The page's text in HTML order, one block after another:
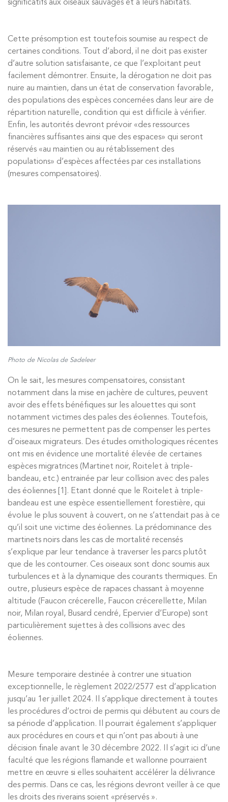
significatifs aux oiseaux sauvages et à leurs habitats.
Cette présomption est toutefois soumise au respect de
certaines conditions. Tout d’abord, il ne doit pas exister
d’autre solution satisfaisante, ce que l’exploitant peut
facilement démontrer. Ensuite, la dérogation ne doit pas
nuire au maintien, dans un état de conservation favorable,
des populations des espèces concernées dans leur aire de
répartition naturelle, condition qui est difficile à vérifier.
Enfin, les autorités devront prévoir «des ressources
financières suffisantes ainsi que des espaces» qui seront
réservés «au maintien ou au rétablissement des
populations» d’espèces affectées par ces installations
(mesures compensatoires).
Photo de Nicolas de Sadeleer
On le sait, les mesures compensatoires, consistant
notamment dans la mise en jachère de cultures, peuvent
avoir des effets bénéfiques sur les alouettes qui sont
notamment victimes des pales des éoliennes. Toutefois,
ces mesures ne permettent pas de compenser les pertes
d’oiseaux migrateurs. Des études ornithologiques récentes
ont mis en évidence une mortalité élevée de certaines
espèces migratrices (Martinet noir, Roitelet à triple-
bandeau, etc.) entrainée par leur collision avec des pales
des éoliennes [1]. Etant donné que le Roitelet à triple-
bandeau est une espèce essentiellement forestière, qui
évolue le plus souvent à couvert, on ne s’attendait pas à ce
qu’il soit une victime des éoliennes. La prédominance des
martinets noirs dans les cas de mortalité recensés
s’explique par leur tendance à traverser les parcs plutôt
que de les contourner. Ces oiseaux sont donc soumis aux
turbulences et à la dynamique des courants thermiques. En
outre, plusieurs espèce de rapaces chassant à moyenne
altitude (Faucon crécerelle, Faucon crécerellette, Milan
noir, Milan royal, Busard cendré, Epervier d’Europe) sont
particulièrement sujettes à des collisions avec des
éoliennes.
Mesure temporaire destinée à contrer une situation
exceptionnelle, le règlement 2022/2577 est d’application
jusqu’au 1er juillet 2024. Il s’applique directement à toutes
les procédures d’octroi de permis qui débutent au cours de
sa période d’application. Il pourrait également s’appliquer
aux procédures en cours et qui n’ont pas abouti à une
décision finale avant le 30 décembre 2022. Il s’agit ici d’une
faculté que les régions flamande et wallonne pourraient
mettre en œuvre si elles souhaitent accélérer la délivrance
des permis. Dans ce cas, les régions devront veiller à ce que
les droits des riverains soient «préservés ».